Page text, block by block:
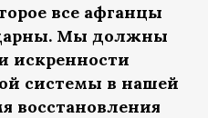
все афганцы
Мы должны
искренности
системы в нашей
восстановления